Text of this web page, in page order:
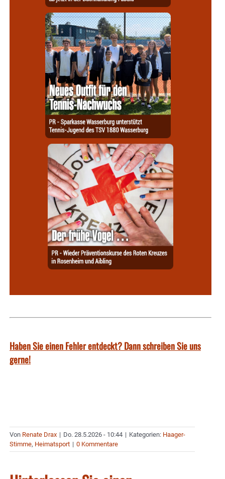
Haben Sie einen Fehler entdeckt? Dann schreiben Sie uns
gerne!
Von Renate Drax | Do. 28.5.2026 - 10:44 | Kategorien: Haager-
Stimme, Heimatsport | 0 Kommentare